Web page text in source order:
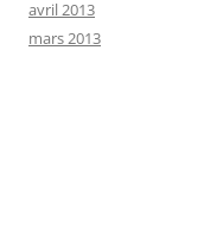
avril 2013
mars 2013